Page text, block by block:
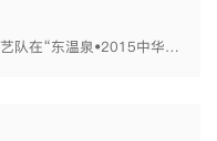
9月25日，学院苏小妹茶艺队在“东温泉•2015中华山水茶道文化节茶艺表演大赛”中荣获金奖；在中国长嘴壶茶艺全国精英表演赛中，学生陈书凡、秦盼荣获最佳表演奖，夏雨清荣获最佳茶席奖，学院荣获最佳组织奖。 9...